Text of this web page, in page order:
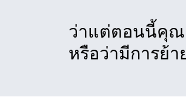
ว่าแต่ตอนนี้คุณ
หรือว่ามีการย้